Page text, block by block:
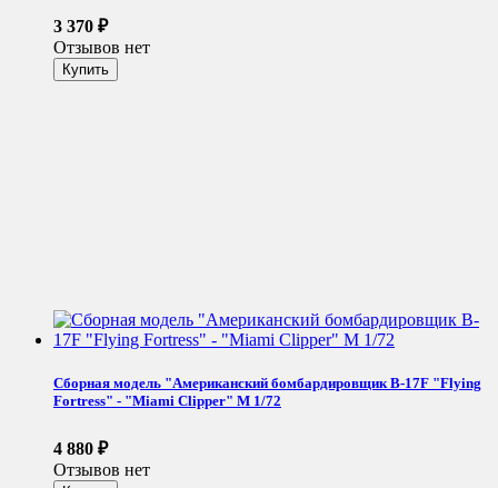
3 370 ₽
Отзывов нет
Сборная модель "Американский бомбардировщик B-17F "Flying
Fortress" - "Miami Clipper" М 1/72
4 880 ₽
Отзывов нет